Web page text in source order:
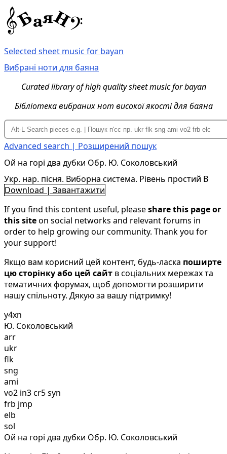
Selected sheet music for bayan
Вибрані ноти для баяна
Curated library of high quality sheet music for bayan
Бібліотека вибраних нот високої якості для баяна
Advanced search | Розширений пошук
Ой на горі два дубки Обр. Ю. Соколовський
Укр. нар. пісня. Виборна система. Рівень простий B
Download | Завантажити
If you find this content useful, pleaseshare this page or
this siteon social networks and relevant forums in
order to help growing our community. Thank you for
your support!
Якщо вам корисний цей контент, будь-ласка поширте
цю сторінку або цей сайт в соціальних мережах та
тематичних форумах, щоб допомогти розширити
нашу спільноту. Дякую за вашу підтримку!
y4xn
Ю. Соколовський
arr
ukr
flk
sng
ami
vo2 in3 cr5 syn
frb jmp
elb
sol
Ой на горі два дубки Обр. Ю. Соколовський